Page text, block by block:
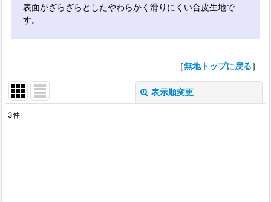
表面がざらざらとしたやわらかく滑りにくい合皮生地で
す。
［無地トップに戻る］
表示順変更
3件